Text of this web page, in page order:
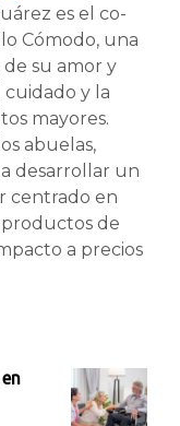
es el co-
Cómodo, una
su amor y
y la
mayores.
abuelas,
desarrollar un
centrado en
de
a precios